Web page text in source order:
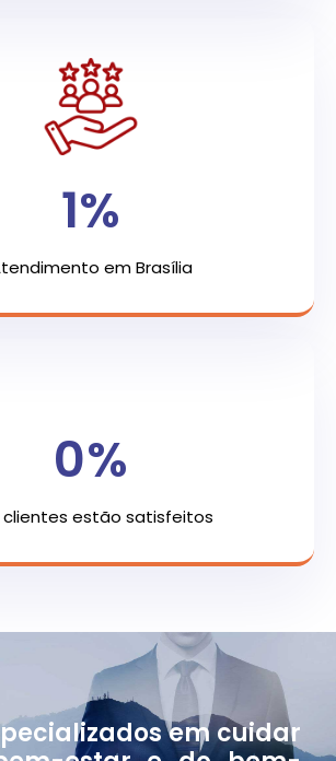
em Brasília
1%
clientes estão satisfeitos
0%
em cuidar